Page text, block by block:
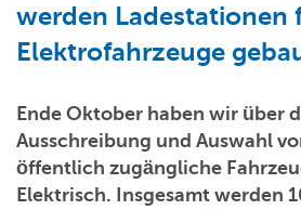
werden Ladestationen
Elektrofahrzeuge
Ende Oktober haben wir über
Ausschreibung und Auswahl
öffentlich zugängliche
Elektrisch. Insgesamt werden